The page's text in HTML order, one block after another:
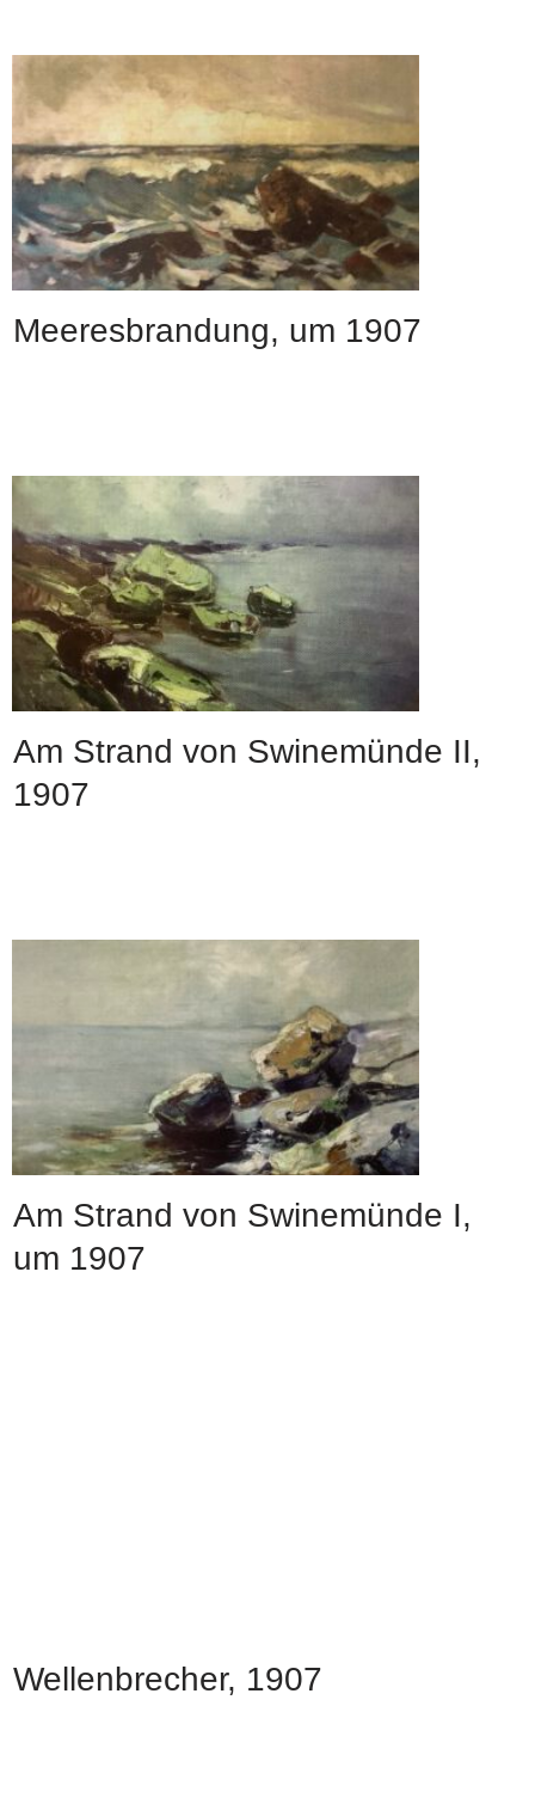
Meeresbrandung, um 1907
Am Strand von Swinemünde II,
1907
Am Strand von Swinemünde I,
um 1907
Wellenbrecher, 1907